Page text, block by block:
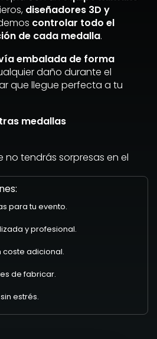
diseñadores 3D y
controlar todo el
de cada medalla.
embalada de forma
daño durante el
que llegue perfecta a tu
medallas
no tendrás sorpresas en el
para tu evento.
y profesional.
coste adicional.
de fabricar.
estrés.